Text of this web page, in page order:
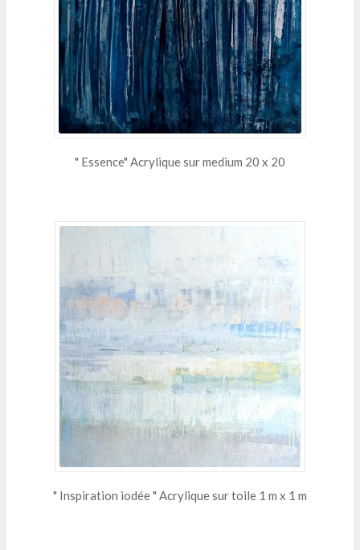
" Essence" Acrylique sur medium 20 x 20
" Inspiration iodée " Acrylique sur toile 1 m x 1 m